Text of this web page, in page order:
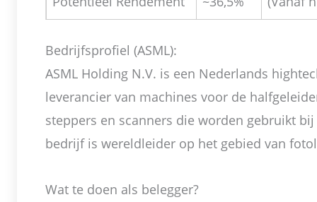
Bedrijfsprofiel (ASML):
ASML Holding N.V. is een Nederlands
leverancier van machines voor de
steppers en scanners die worden gebruikt
bedrijf is wereldleider op het gebied van
Wat te doen als belegger?